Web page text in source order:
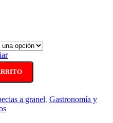
$16.153,51
a granel, Gastronomía y